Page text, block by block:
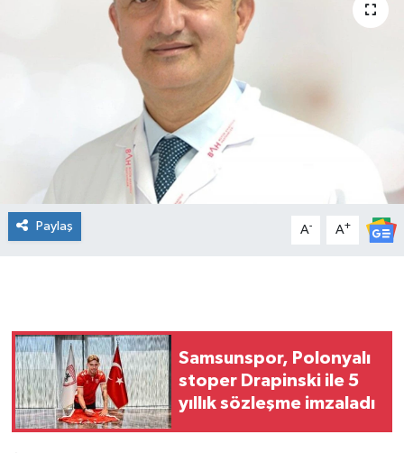
Paylaş A- A+
Samsunspor, Polonyalı
stoper Drapinski ile 5
yıllık sözleşme imzaladı